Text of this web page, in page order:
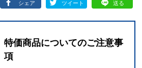
シェア ツイート 送る
特価商品についてのご注意事
項